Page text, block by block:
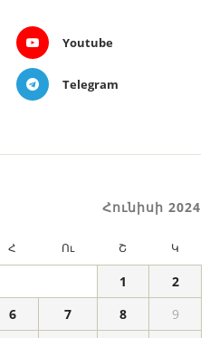
Youtube
Telegram
Հունիսի 2024
Հ Ու Շ Կ
1
2
6 7 8
9